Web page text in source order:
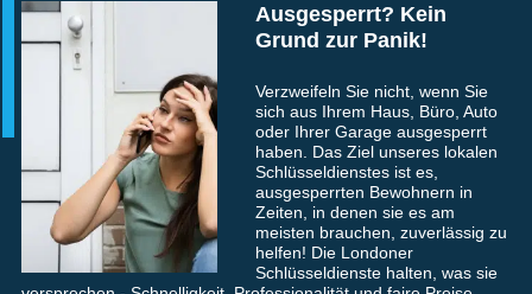
Ausgesperrt? Kein
Grund zur Panik!
Verzweifeln Sie nicht, wenn Sie
sich aus Ihrem Haus, Büro, Auto
oder Ihrer Garage ausgesperrt
haben. Das Ziel unseres lokalen
Schlüsseldienstes ist es,
ausgesperrten Bewohnern in
Zeiten, in denen sie es am
meisten brauchen, zuverlässig zu
helfen! Die Londoner
Schlüsseldienste halten, was sie